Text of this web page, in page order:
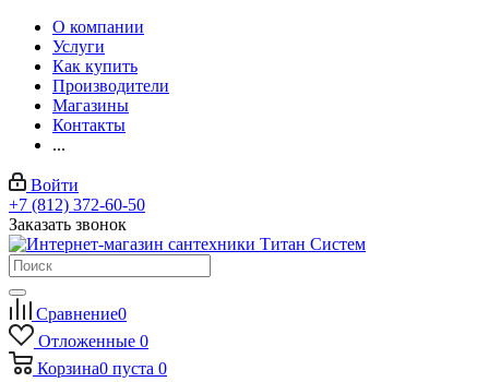
О компании
Услуги
Как купить
Производители
Магазины
Контакты
...
Войти
+7 (812) 372-60-50
Заказать звонок
Сравнение0
Отложенные 0
Корзина0 пуста 0